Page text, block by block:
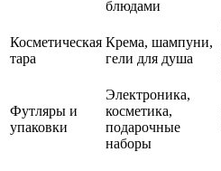
блюдами
Косметическая
тара
Крема, шампуни,
гели для душа
Футляры и
упаковки
Электроника,
косметика,
подарочные
наборы